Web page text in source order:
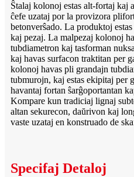
Ŝtalaj kolonoj estas alt-fortaj kaj
ĉefe uzataj por la provizora
betonverŝado. La produktoj
kaj pezaj. La malpezaj kolonoj
tubdiametron kaj tasforman
kaj havas surfacon traktitan per
kolonoj havas pli grandajn
tubmurojn, kaj estas ekipitaj per
havantaj fortan ŝarĝoportantan
Kompare kun tradiciaj lignaj
altan sekurecon, daŭrivon kaj
vaste uzataj en konstruado de
Specifaj Detaloj